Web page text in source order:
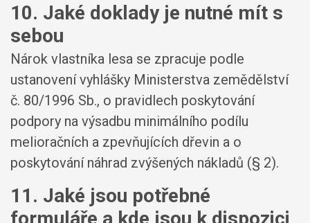
10. Jaké doklady je nutné mít s
sebou
Nárok vlastníka lesa se zpracuje podle
ustanovení vyhlášky Ministerstva zemědělství
č. 80/1996 Sb., o pravidlech poskytování
podpory na výsadbu minimálního podílu
melioračních a zpevňujících dřevin a o
poskytování náhrad zvýšených nákladů (§ 2).
11. Jaké jsou potřebné